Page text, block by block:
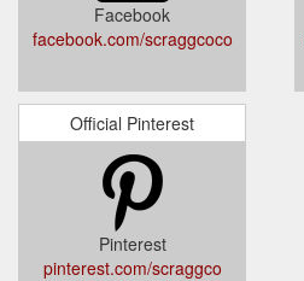
Facebook
facebook.com/scraggcoco
Official Pinterest
Pinterest
pinterest.com/scraggco